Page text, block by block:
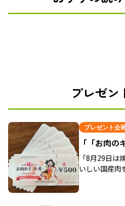
プレゼン
プレゼント企
「「お肉の
「8月29日は
いしい国産肉